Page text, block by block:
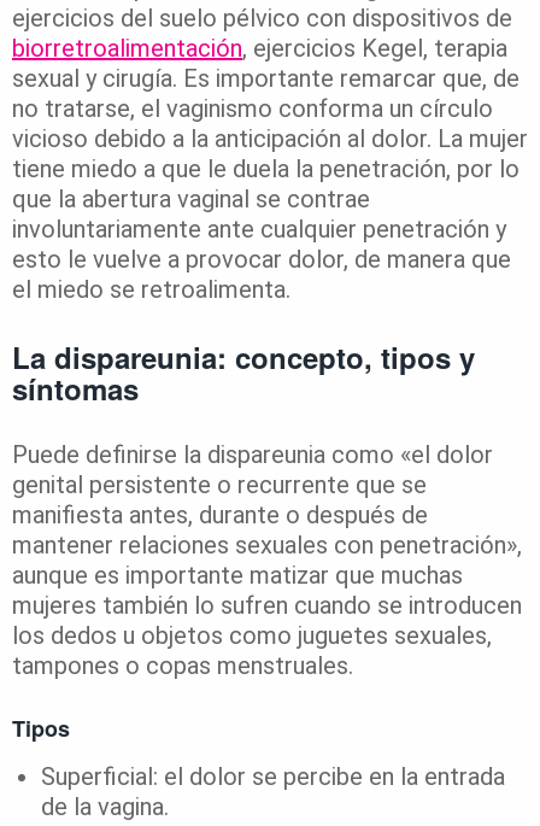
ejercicios del suelo pélvico con dispositivos de
biorretroalimentación, ejercicios Kegel, terapia
sexual y cirugía. Es importante remarcar que, de
no tratarse, el vaginismo conforma un círculo
vicioso debido a la anticipación al dolor. La mujer
tiene miedo a que le duela la penetración, por lo
que la abertura vaginal se contrae
involuntariamente ante cualquier penetración y
esto le vuelve a provocar dolor, de manera que
el miedo se retroalimenta.
La dispareunia: concepto, tipos y
síntomas
Puede definirse la dispareunia como «el dolor
genital persistente o recurrente que se
manifiesta antes, durante o después de
mantener relaciones sexuales con penetración»,
aunque es importante matizar que muchas
mujeres también lo sufren cuando se introducen
los dedos u objetos como juguetes sexuales,
tampones o copas menstruales.
Tipos
Superficial: el dolor se percibe en la entrada
de la vagina.